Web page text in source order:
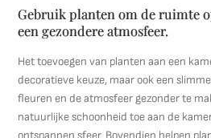
Gebruik planten om de ruimte
een gezondere atmosfeer.
Het toevoegen van planten aan een
decoratieve keuze, maar ook een
fleuren en de atmosfeer gezonder te
natuurlijke schoonheid toe aan de
ontspannen sfeer. Bovendien helpen